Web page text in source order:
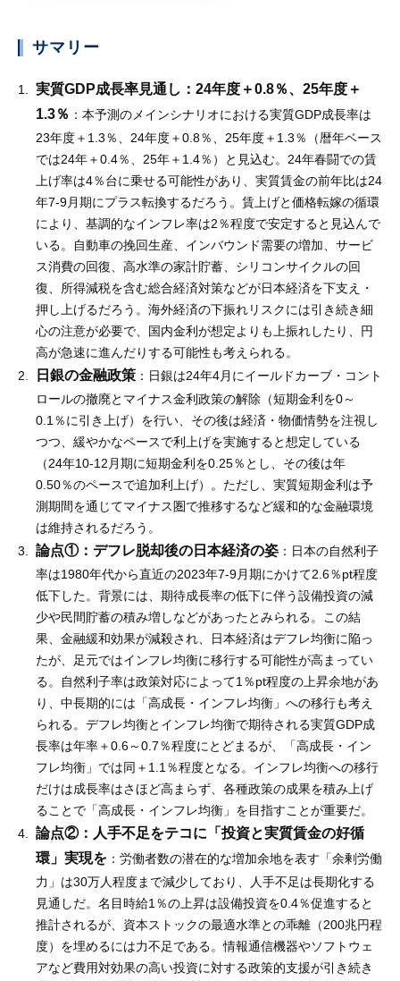
サマリー
実質GDP成長率見通し：24年度＋0.8％、25年度＋
1.3％ ：本予測のメインシナリオにおける実質GDP成長率は
23年度＋1.3％、24年度＋0.8％、25年度＋1.3％（暦年ベース
では24年＋0.4％、25年＋1.4％）と見込む。24年春闘での賃
上げ率は4％台に乗せる可能性があり、実質賃金の前年比は24
年7-9月期にプラス転換するだろう。賃上げと価格転嫁の循環
により、基調的なインフレ率は2％程度で安定すると見込んで
いる。自動車の挽回生産、インバウンド需要の増加、サービ
ス消費の回復、高水準の家計貯蓄、シリコンサイクルの回
復、所得減税を含む総合経済対策などが日本経済を下支え・
押し上げるだろう。海外経済の下振れリスクには引き続き細
心の注意が必要で、国内金利が想定よりも上振れしたり、円
高が急速に進んだりする可能性も考えられる。
日銀の金融政策 ：日銀は24年4月にイールドカーブ・コント
ロールの撤廃とマイナス金利政策の解除（短期金利を0～
0.1％に引き上げ）を行い、その後は経済・物価情勢を注視し
つつ、緩やかなペースで利上げを実施すると想定している
（24年10-12月期に短期金利を0.25％とし、その後は年
0.50％のペースで追加利上げ）。ただし、実質短期金利は予
測期間を通じてマイナス圏で推移するなど緩和的な金融環境
は維持されるだろう。
論点①：デフレ脱却後の日本経済の姿 ：日本の自然利子
率は1980年代から直近の2023年7-9月期にかけて2.6％pt程度
低下した。背景には、期待成長率の低下に伴う設備投資の減
少や民間貯蓄の積み増しなどがあったとみられる。この結
果、金融緩和効果が減殺され、日本経済はデフレ均衡に陥っ
たが、足元ではインフレ均衡に移行する可能性が高まってい
る。自然利子率は政策対応によって1％pt程度の上昇余地があ
り、中長期的には「高成長・インフレ均衡」への移行も考え
られる。デフレ均衡とインフレ均衡で期待される実質GDP成
長率は年率＋0.6～0.7％程度にとどまるが、「高成長・イン
フレ均衡」では同＋1.1％程度となる。インフレ均衡への移行
だけは成長率はさほど高まらず、各種政策の成果を積み上げ
ることで「高成長・インフレ均衡」を目指すことが重要だ。
論点②：人手不足をテコに「投資と実質賃金の好循
環」実現を ：労働者数の潜在的な増加余地を表す「余剰労働
力」は30万人程度まで減少しており、人手不足は長期化する
見通しだ。名目時給1％の上昇は設備投資を0.4％促進すると
推計されるが、資本ストックの最適水準との乖離（200兆円程
度）を埋めるには力不足である。情報通信機器やソフトウェ
アなど費用対効果の高い投資に対する政策的支援が引き続き